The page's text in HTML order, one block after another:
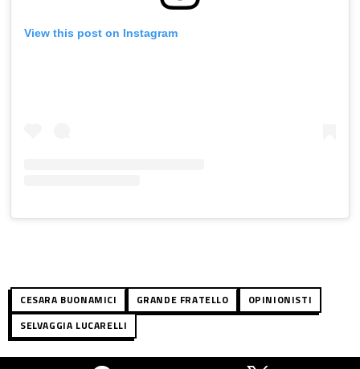
View this post on Instagram
CESARA BUONAMICI GRANDE FRATELLO
OPINIONISTI
SELVAGGIA LUCARELLI